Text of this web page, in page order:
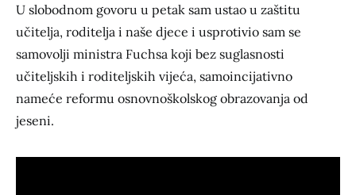
U slobodnom govoru u petak sam ustao u zaštitu
učitelja, roditelja i naše djece i usprotivio sam se
samovolji ministra Fuchsa koji bez suglasnosti
učiteljskih i roditeljskih vijeća, samoincijativno
nameće reformu osnovnoškolskog obrazovanja od
jeseni.